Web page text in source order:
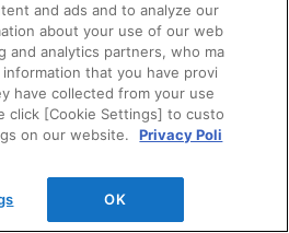
サイト
and ads and to analyze our
about your use of our web
and analytics partners, who ma
that you have provi
have collected from your use
click [Cookie Settings] to custo
on our website.
Privacy Poli
OK